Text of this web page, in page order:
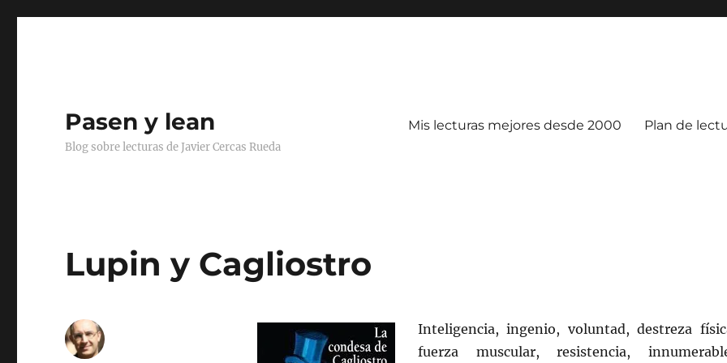
Pasen y lean
Blog sobre lecturas de Javier Cercas Rueda
Mis lecturas mejores desde 2000 Plan de
Lupin y Cagliostro
Inteligencia, ingenio, voluntad, destreza
fuerza muscular, resistencia,